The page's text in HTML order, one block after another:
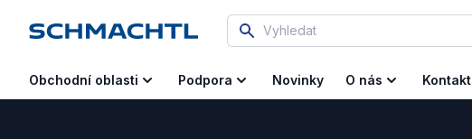
Vyhledat
Obchodní oblasti Podpora Novinky O nás Kontakt